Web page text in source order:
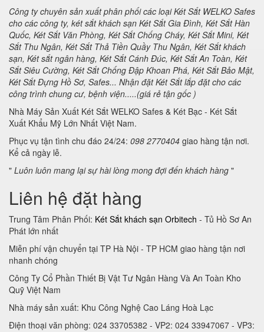
Công ty chuyên sản xuất phân phối các loại Két Sắt WELKO Safes
cho các công ty, két sắt khách sạn Két Sắt Gia Đình, Két Sắt Hàn
Quốc, Két Sắt Văn Phòng, Két Sắt Chống Cháy, Két Sắt Mini, Két
Sắt Thu Ngân, Két Sắt Thả Tiền Quầy Thu Ngân, Két Sắt khách
sạn, Két sắt ngân hàng, Két Sắt Cánh Đúc, Két Sắt An Toàn, Két
Sắt Siêu Cường, Két Sắt Chống Đập Khoan Phá, Két Sắt Bảo Mật,
Két Sắt Đựng Hồ Sơ, Safes... Nhận đặt Két Sắt lắp đặt cho các
công trình chung cư, bệnh viện.....(giá rẻ tận gốc )
Nhà Máy Sản Xuất Két Sắt WELKO Safes & Két Bạc - Két Sắt
Xuất Khẩu Mỹ Lớn Nhất Việt Nam.
Phục vụ tận tình chu đáo 24/24: 098 2770404 giao hàng tận nơi.
Kể cả ngày lễ.
" Luôn luôn mang lại sự hài lòng mong đợi đến khách hàng "
Liên hệ đặt hàng
Trung Tâm Phân Phối: Két Sắt khách sạn Orbitech - Tủ Hồ Sơ An
Phát lớn nhất
Miễn phí vận chuyển tại TP Hà Nội - TP HCM giao hàng tận nơi
nhanh chóng
Công Ty Cổ Phần Thiết Bị Vật Tư Ngân Hàng Và An Toàn Kho
Quỹ Việt Nam
Nhà máy sản xuất: Khu Công Nghệ Cao Láng Hoà Lạc
Điện thoại văn phòng: 024 33705382 - VP2: 024 33947067 - VP3: